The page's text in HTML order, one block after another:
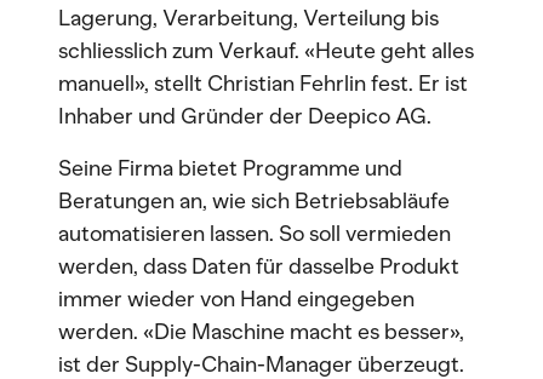
Lagerung, Verarbeitung, Verteilung bis
schliesslich zum Verkauf. «Heute geht alles
manuell», stellt Christian Fehrlin fest. Er ist
Inhaber und Gründer der Deepico AG.
Seine Firma bietet Programme und
Beratungen an, wie sich Betriebsabläufe
automatisieren lassen. So soll vermieden
werden, dass Daten für dasselbe Produkt
immer wieder von Hand eingegeben
werden. «Die Maschine macht es besser»,
ist der Supply-Chain-Manager überzeugt.